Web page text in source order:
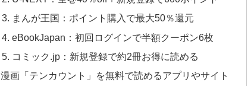
まんが王国：ポイント購入で最大50％還元
eBookJapan：初回ログインで半額クーポン6枚
コミック.jp：新規登録で約2冊お得に読める
漫画「テンカウント」を無料で読めるアプリやサイト